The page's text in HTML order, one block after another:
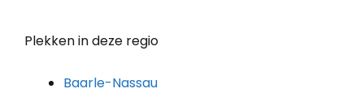
Plekken in deze regio
Baarle-Nassau